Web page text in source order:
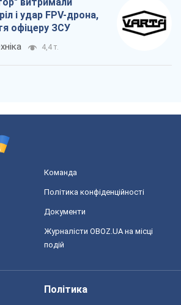
і удар FPV-дрона,
офіцеру ЗСУ
4,4 т.
Команда
Політика конфіденційності
Документи
Журналісти OBOZ.UA на місці
подій
Політика